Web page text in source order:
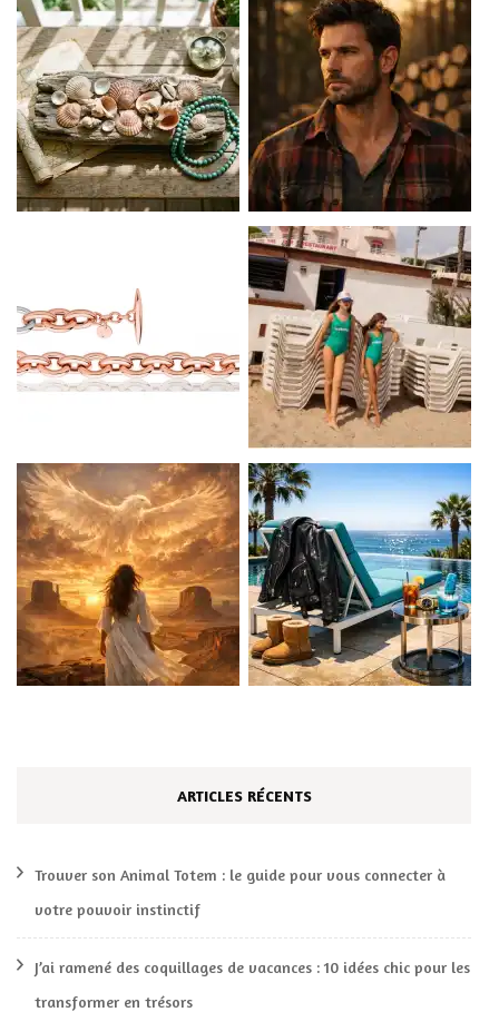
ARTICLES RÉCENTS
Trouver son Animal Totem : le guide pour vous connecter à
votre pouvoir instinctif
J’ai ramené des coquillages de vacances : 10 idées chic pour les
transformer en trésors